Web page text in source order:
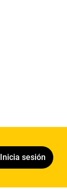
Inicia sesión